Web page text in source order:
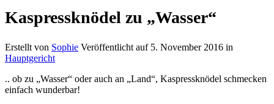
Kaspressknödel zu „Wasser“
Erstellt von Sophie Veröffentlicht auf 5. November 2016 in
Hauptgericht
.. ob zu „Wasser“ oder auch an „Land“, Kaspressknödel schmecken
einfach wunderbar!